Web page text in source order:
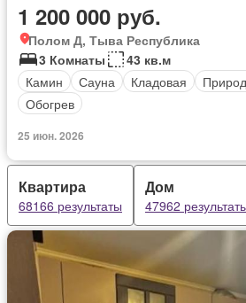
1 200 000 руб.
Полом Д, Тыва Республика
3 Комнаты
43 кв.м
Камин
Сауна Кладовая
Обогрев
25 июн. 2026
Квартира
68166 результаты
Дом
47962